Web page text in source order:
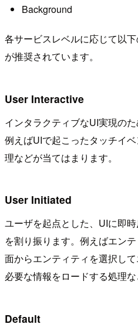
Background
各サービスレベルに応じて以
が推奨されています。
User Interactive
インタラクティブなUI実現の
例えばUIで起こったタッチイ
理などが当てはまります。
User Initiated
ユーザを起点とした、UIに即
を割り振ります。例えばエン
面からエンティティを選択し
必要な情報をロードする処理な
Default